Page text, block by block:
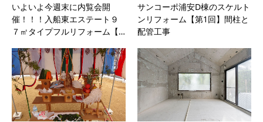
いよいよ今週末に内覧会開
催！！！入船東エステート９
７㎡タイプフルリフォーム【…
サンコーポ浦安D棟のスケルト
ンリフォーム【第1回】間柱と
配管工事